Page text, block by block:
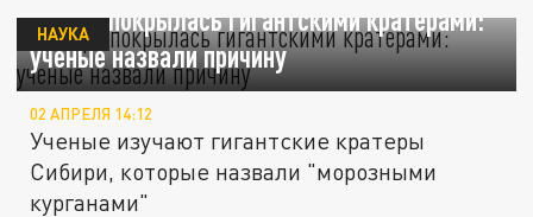
Сибирь покрылась гигантскими кратерами:
ученые назвали причину
НАУКА
02 АПРЕЛЯ 14:12
Ученые изучают гигантские кратеры
Сибири, которые назвали "морозными
курганами"